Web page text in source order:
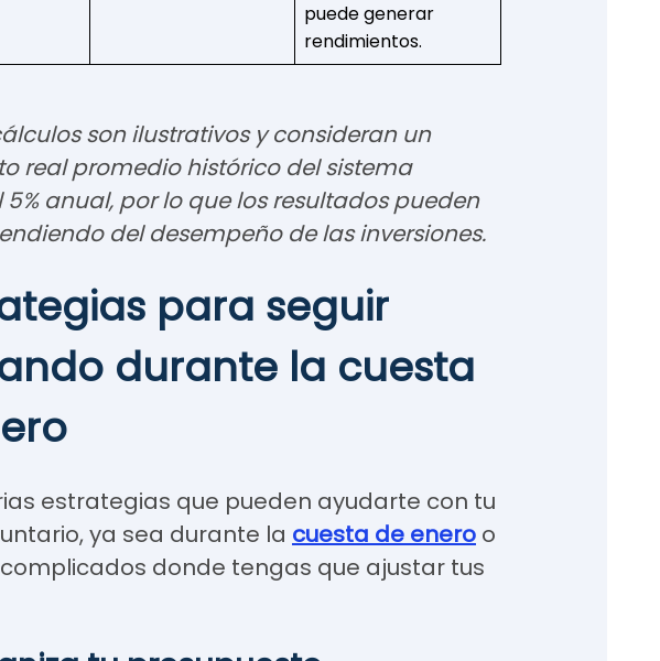
puede generar
rendimientos.
son ilustrativos y consideran un
real promedio histórico del sistema
anual, por lo que los resultados pueden
del desempeño de las inversiones.
para seguir
durante la cuesta
estrategias que pueden ayudarte con tu
ya sea durante la cuesta de enero o
donde tengas que ajustar tus